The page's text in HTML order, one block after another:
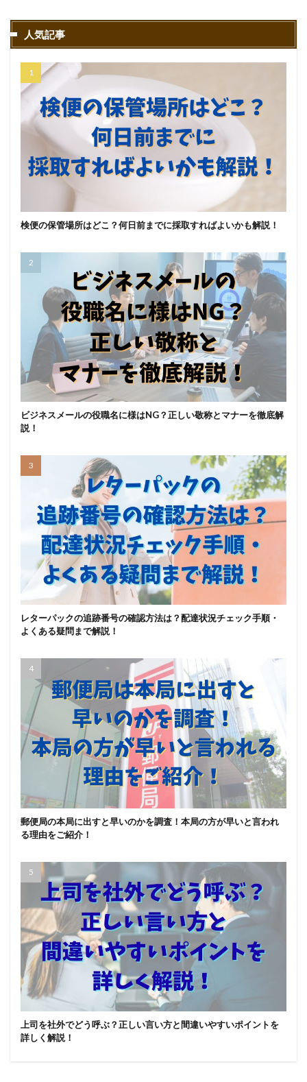
人気記事
検便の保管場所はどこ？何日前までに採取すればよいかも解説！
ビジネスメールの役職名に様はNG？正しい敬称とマナーを徹底解
説！
レターパックの追跡番号の確認方法は？配達状況チェック手順・
よくある疑問まで解説！
郵便局の本局に出すと早いのかを調査！本局の方が早いと言われ
る理由をご紹介！
上司を社外でどう呼ぶ？正しい言い方と間違いやすいポイントを
詳しく解説！